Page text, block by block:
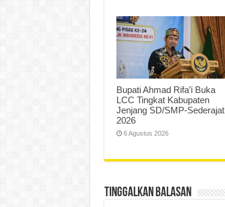
Bupati Ahmad Rifa’i Buka
LCC Tingkat Kabupaten
Jenjang SD/SMP-Sederajat
2026
6 Agustus 2026
Tinggalkan Balasan